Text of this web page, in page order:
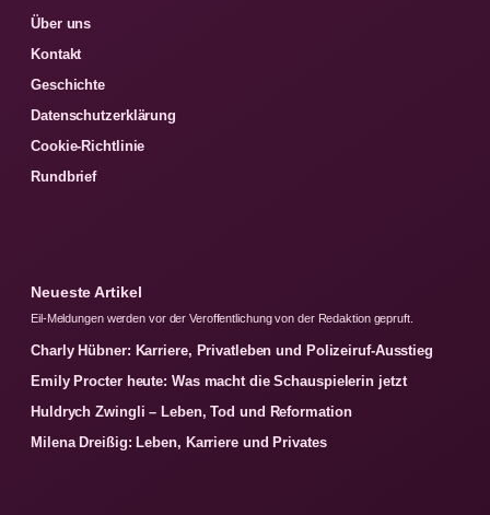
Über uns
Kontakt
Geschichte
Datenschutzerklärung
Cookie-Richtlinie
Rundbrief
Neueste Artikel
Eil-Meldungen werden vor der Veroffentlichung von der Redaktion gepruft.
Charly Hübner: Karriere, Privatleben und Polizeiruf-Ausstieg
Emily Procter heute: Was macht die Schauspielerin jetzt
Huldrych Zwingli – Leben, Tod und Reformation
Milena Dreißig: Leben, Karriere und Privates